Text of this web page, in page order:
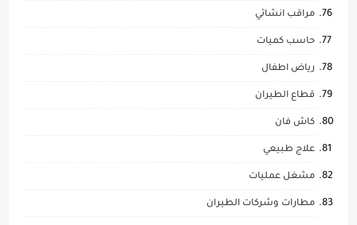
مراقب انشائي
حاسب كميات
رياض اطفال
قطاع الطيران
كاش فان
علاج طبيعي
مشغل عمليات
مطارات وشركات الطيران